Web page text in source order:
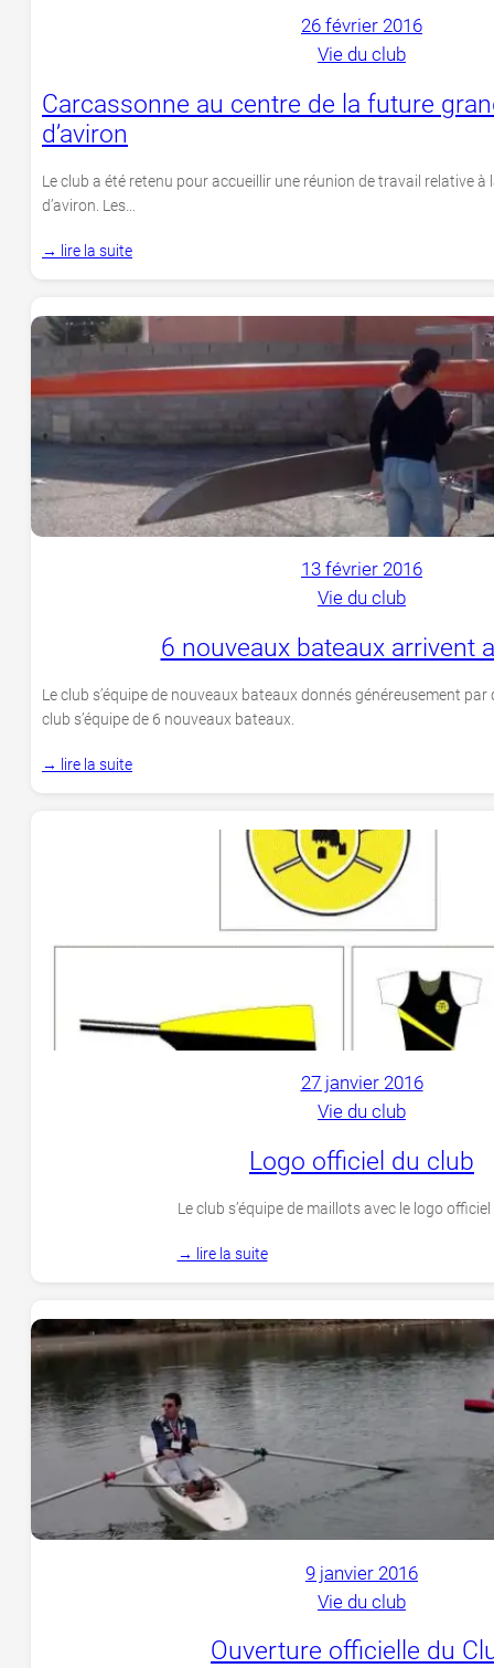
26 février 2016
Vie du club
Carcassonne au centre de la future
d’aviron
Le club a été retenu pour accueillir une réunion de travail relative à
d’aviron. Les…
→ lire la suite
13 février 2016
Vie du club
6 nouveaux bateaux arrivent
Le club s’équipe de nouveaux bateaux donnés généreusement par
club s’équipe de 6 nouveaux bateaux.
→ lire la suite
27 janvier 2016
Vie du club
Logo officiel du club
Le club s’équipe de maillots avec le logo
→ lire la suite
9 janvier 2016
Vie du club
Ouverture officielle du